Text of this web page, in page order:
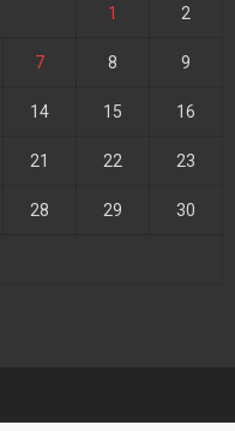
1 2
7 8 9
14 15 16
21 22 23
28 29 30